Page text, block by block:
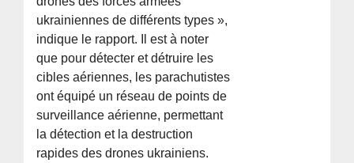
ukrainiennes de différents types »,
indique le rapport. Il est à noter
que pour détecter et détruire les
cibles aériennes, les parachutistes
ont équipé un réseau de points de
surveillance aérienne, permettant
la détection et la destruction
rapides des drones ukrainiens.